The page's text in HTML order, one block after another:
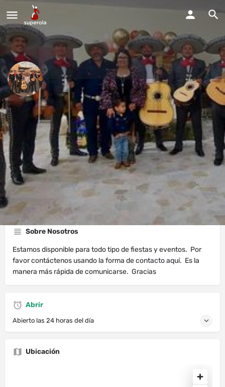
mariachi Chapala Sabinas
Estamos disponible para todo tipo de fiestas y eventos.
Perfil Explorar los Videos Solicitud de Reserva
Webiste Mensaje directo
Sobre Nosotros
Estamos disponible para todo tipo de fiestas y eventos. Por
favor contáctenos usando la forma de contacto aquí. Es la
manera más rápida de comunicarse. Gracias
Abrir
Abierto las 24 horas del día
Ubicación